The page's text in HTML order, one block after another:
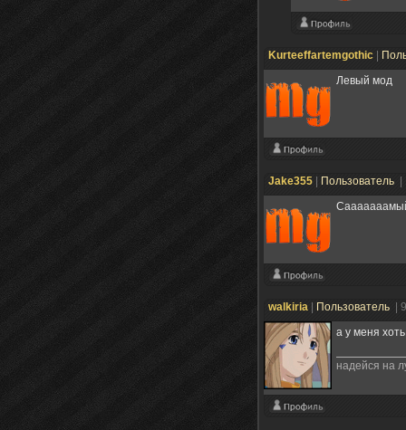
Kurteeffartemgothic |
Левый мод
Jake355 | Пользователь |
walkiria | Пользователь |
а у меня
надейся на